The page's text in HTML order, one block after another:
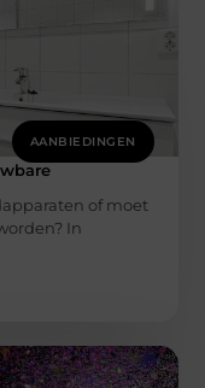
AANBIEDINGEN
of moet
In